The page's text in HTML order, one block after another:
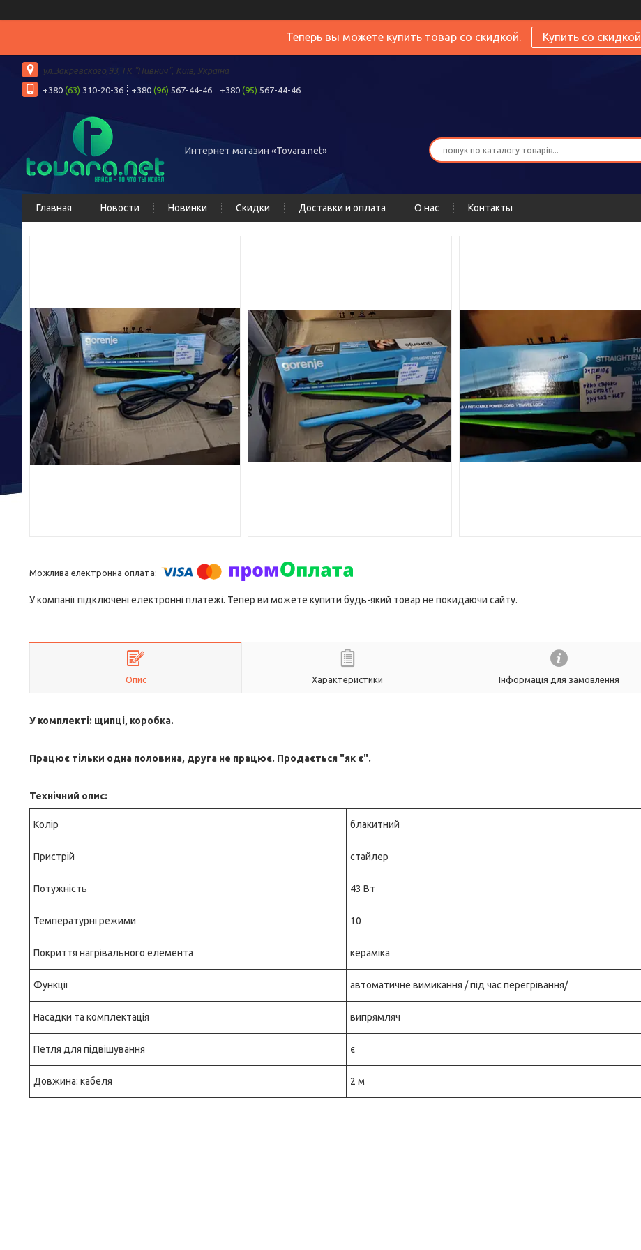
Теперь вы можете купить товар со скидкой. Купить со скидкой
ул.Закревского,93, ГК "Пивнич", Київ, Україна
+380 (63) 310-20-36 +380 (96) 567-44-46 +380 (95) 567-44-46
Интернет магазин «Tovara.net»
Главная Новости Новинки Скидки Доставки и оплата О нас Контакты
У компанії підключені електронні платежі. Тепер ви можете купити будь-який товар не покидаючи сайту.
Опис Характеристики Інформація для замовлення
У комплекті: щипці, коробка.
Працює тільки одна половина, друга не працює. Продається "як є".
Технічний опис:
Колір блакитний
Пристрій стайлер
Потужність 43 Вт
Температурні режими 10
Покриття нагрівального елемента кераміка
Функції автоматичне вимикання / під час перегрівання/
Насадки та комплектація випрямляч
Петля для підвішування є
Довжина: кабеля 2 м